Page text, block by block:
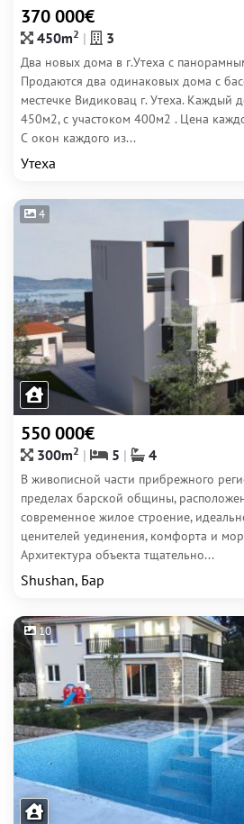
370 000€
450m2 3
Два новых дома в г.Утеха с
Продаются два одинаковых дома с
местечке Видиковац г. Утеха.
450м2, с участоком 400м2 . Цена
С окон каждого из...
Утеха
4
550 000€
300m2 5 4
В живописной части прибрежного
пределах барской общины,
современное жилое строение,
ценителей уединения, комфорта и
Архитектура объекта тщательно...
Shushan, Бар
10